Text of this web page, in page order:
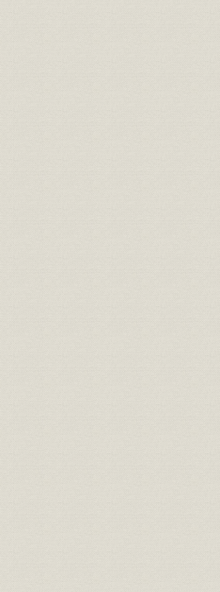
2 工場ノ 建設ニ アケクレシタ 発展ノ 時期
1 業界ノ アゲ潮ニ ノッタ 発展
2 大門(紡織) 庄川(加工) 両工場ヲ 建設
3 ツズイテ 入善工場ヲ 建設
4 サラニ 別会社ノ 手デ 3工場ヲ 建設
5 多角経営エノ 第1歩、人絹部門ニ 進出
3 戦時ノ 国策ニ ソッタ 統合ノ 時期
1 戦争ニ オシススメラレタ 綿業統制
2 入善 大町ノ 増設ト 豊科ノ 完成
3 昭和人絹 愛知織物 大町紡績ヲ 合併
4 豊科紡績 浜名紡績 大阪織物 日本繊維工業ヲ 合併
5 サラニ 呉羽紡績共同組合ニ マデ 統合
4 大戦ニ ウチノメサレタ 受難ノ 時期
1 イヨイヨ ツヨク ナッテ キタ 戦争ノ 圧力
2 紡織 人絹 スフ ノ 設備供出ガ ツズク
3 共同織物 駅家紡績 呉羽染工 足利紡績ヲ 合併
4 外地 大陸 南方 オヨビ 軍需生産エ 進出
5 企業整備ニ ヨッテ 大建産業紡績部エ
5 戦後ノ 復興ト 再発展ノ 時期
1 終戦ノ 不安ト 混乱カラ 復興エ
2 朝鮮事変ヲ キッカケ ト シテ 再発展エ
3 タチナオリガ ハヤカッタ 大建産業紡績部
4 企業ノ 再建整備デ フタタビ 呉羽紡績エ
5 工場ノ 復興 増設 新設ガ ツズク
6 戦後ノ 多角経営ト 海外進出
7 経営全般ノ 合理化ト 近代化
元 官部社員......写[写真]
B 沿革ノ 細目
1 設備ト 技術